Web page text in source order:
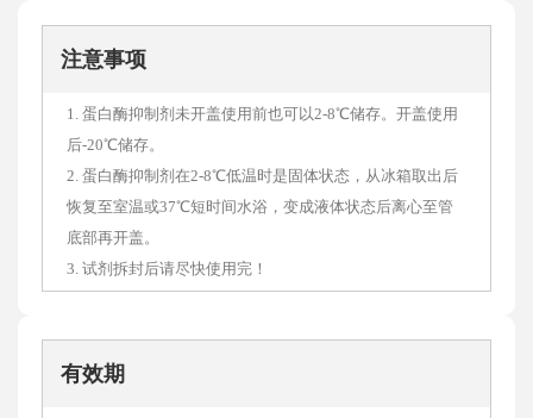
注意事项
1. 蛋白酶抑制剂未开盖使用前也可以2-8℃储存。开盖使用
后-20℃储存。
2. 蛋白酶抑制剂在2-8℃低温时是固体状态，从冰箱取出后
恢复至室温或37℃短时间水浴，变成液体状态后离心至管
底部再开盖。
3. 试剂拆封后请尽快使用完！
有效期